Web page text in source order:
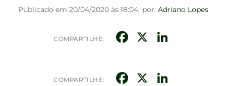
Publicado em 20/04/2020 às 18:04, por: Adriano Lopes
COMPARTILHE: Facebook
X
COMPARTILHE: Facebook
X